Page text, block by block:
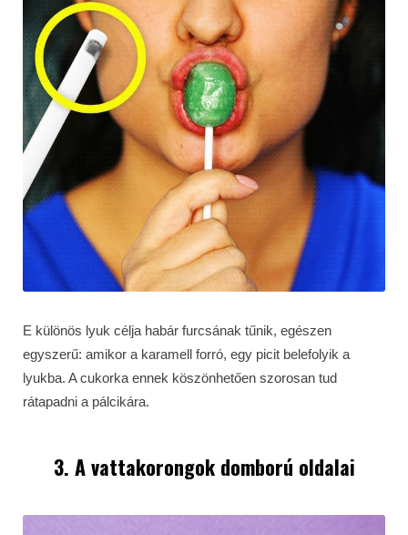
E különös lyuk célja habár furcsának tűnik, egészen
egyszerű: amikor a karamell forró, egy picit belefolyik a
lyukba. A cukorka ennek köszönhetően szorosan tud
rátapadni a pálcikára.
3. A vattakorongok domború oldalai